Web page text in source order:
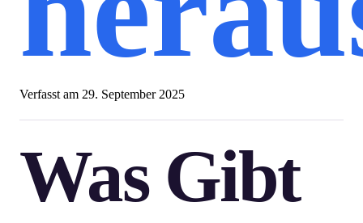
Verfasst am 29. September 2025
Was Gibt